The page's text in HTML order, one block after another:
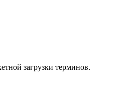
загрузки терминов.